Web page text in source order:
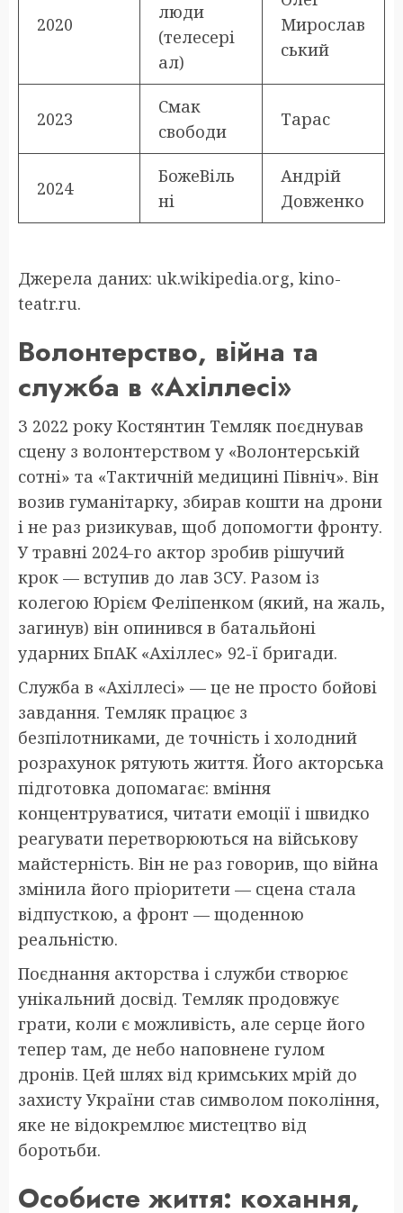
2020
люди
(телесері
ал)
Мирослав
ський
2023
Смак
свободи
Тарас
2024
БожеВіль
ні
Андрій
Довженко
Джерела даних: uk.wikipedia.org, kino-
teatr.ru.
Волонтерство, війна та
служба в «Ахіллесі»
З 2022 року Костянтин Темляк поєднував
сцену з волонтерством у «Волонтерській
сотні» та «Тактичній медицині Північ». Він
возив гуманітарку, збирав кошти на дрони
і не раз ризикував, щоб допомогти фронту.
У травні 2024-го актор зробив рішучий
крок — вступив до лав ЗСУ. Разом із
колегою Юрієм Феліпенком (який, на жаль,
загинув) він опинився в батальйоні
ударних БпАК «Ахіллес» 92-ї бригади.
Служба в «Ахіллесі» — це не просто бойові
завдання. Темляк працює з
безпілотниками, де точність і холодний
розрахунок рятують життя. Його акторська
підготовка допомагає: вміння
концентруватися, читати емоції і швидко
реагувати перетворюються на військову
майстерність. Він не раз говорив, що війна
змінила його пріоритети — сцена стала
відпусткою, а фронт — щоденною
реальністю.
Поєднання акторства і служби створює
унікальний досвід. Темляк продовжує
грати, коли є можливість, але серце його
тепер там, де небо наповнене гулом
дронів. Цей шлях від кримських мрій до
захисту України став символом покоління,
яке не відокремлює мистецтво від
боротьби.
Особисте життя: кохання,